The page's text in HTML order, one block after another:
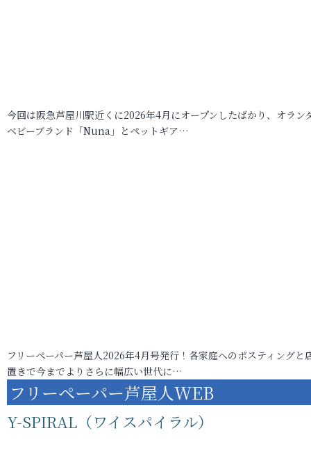
今回は阪急芦屋川駅近くに2026年4月にオープンしたばかり、オラン
ベビーブランド「Nuna」とペットギア…
フリーペーパー芦屋人2026年4月号発行！各家庭へのポスティングと
置きで今までよりさらに幅広い世代に…
フリーペーパー芦屋人WEB
Y-SPIRAL（ワイスパイラル）